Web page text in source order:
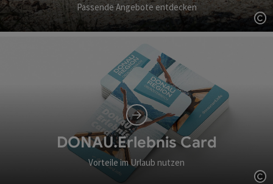
Passende Angebote entdecken
DONAU.Erlebnis Card
Vorteile im Urlaub nutzen